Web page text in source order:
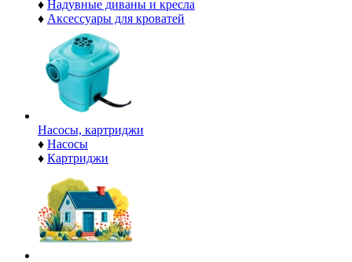
♦ Надувные диваны и кресла
♦ Аксессуары для кроватей
Насосы, картриджи
♦ Насосы
♦ Картриджи